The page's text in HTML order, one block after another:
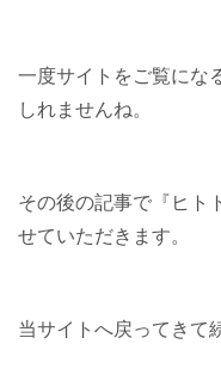
一度サイトをご覧にな
しれませんね。
その後の記事で『ヒト
せていただきます。
当サイトへ戻ってきて